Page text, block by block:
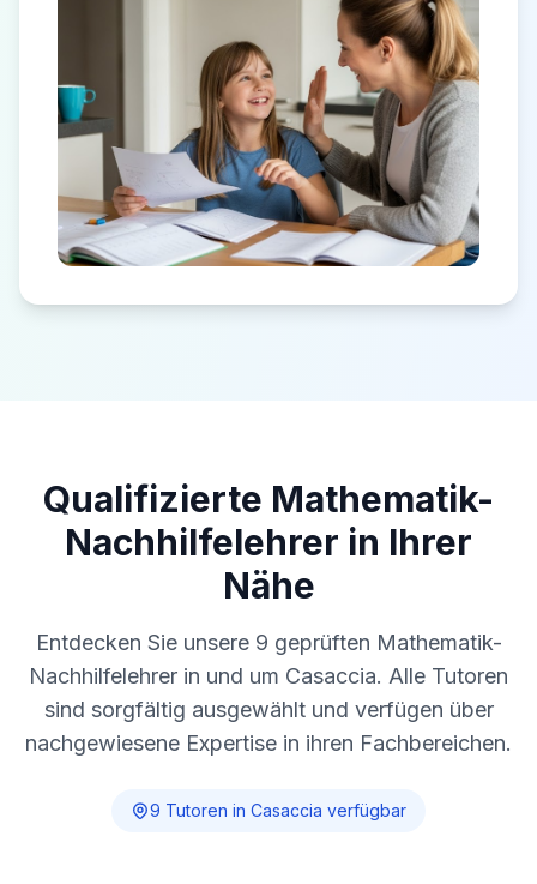
Qualifizierte Mathematik-
Nachhilfelehrer in Ihrer
Nähe
Entdecken Sie unsere 9 geprüften Mathematik-
Nachhilfelehrer in und um Casaccia. Alle Tutoren
sind sorgfältig ausgewählt und verfügen über
nachgewiesene Expertise in ihren Fachbereichen.
9 Tutoren in Casaccia verfügbar